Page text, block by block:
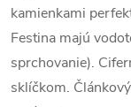
kamienkami
Festina majú
sprchovanie).
sklíčkom.